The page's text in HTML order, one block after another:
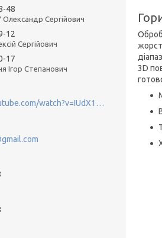
3D
48
Сергійович
12
Сергійович
17
Ігор Степанович
https://www.youtube.com/watch?v=IUdX11ngS5M